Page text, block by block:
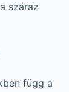
száraz
függ a